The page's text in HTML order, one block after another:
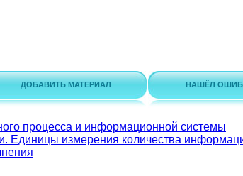
ДОБАВИТЬ МАТЕРИАЛ НАШЁЛ
процесса и информационной системы
Единицы измерения количества